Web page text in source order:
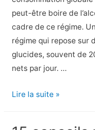
jambes
sans
repos
peut-être boire de
cadre de ce régime.
régime qui repose sur
glucides, souvent de
nets par jour. …
Keto
Lire la suite »